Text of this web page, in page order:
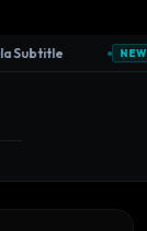
NEW